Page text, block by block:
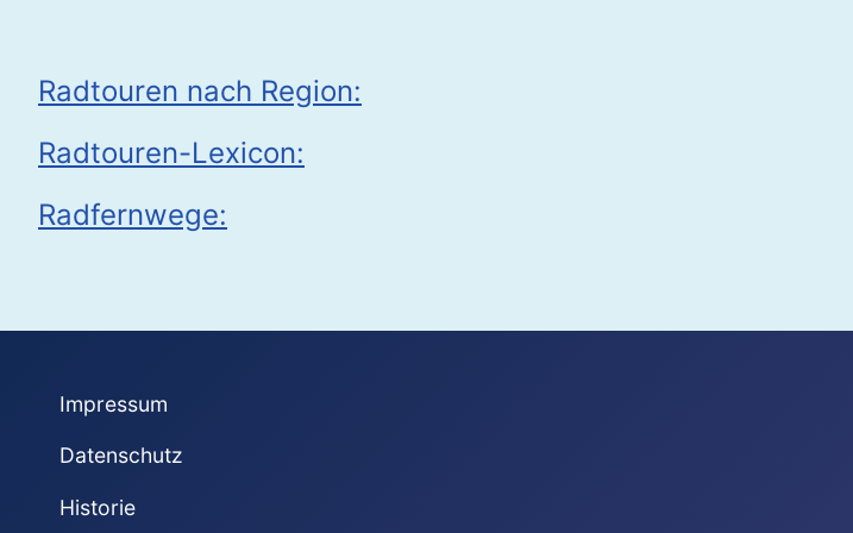
Radtouren nach Region:
Radtouren-Lexicon:
Radfernwege:
Impressum
Datenschutz
Historie